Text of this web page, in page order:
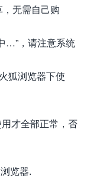
无需自己购
…”，请注意系统
狐浏览器下使
才全部正常，否
览器.